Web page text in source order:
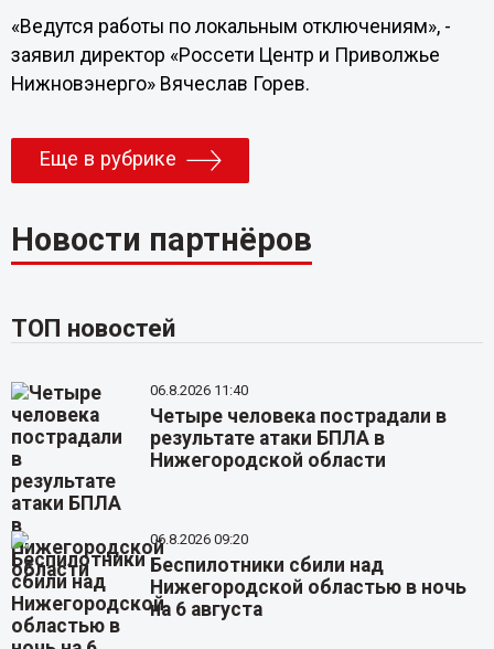
«Ведутся работы по локальным отключениям», -
заявил директор «Россети Центр и Приволжье
Нижновэнерго» Вячеслав Горев.
Еще в рубрике
Новости партнёров
ТОП новостей
06.8.2026 11:40
Четыре человека пострадали в
результате атаки БПЛА в
Нижегородской области
06.8.2026 09:20
Беспилотники сбили над
Нижегородской областью в ночь
на 6 августа